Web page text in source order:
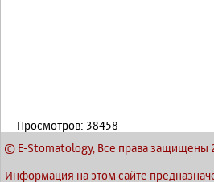
Просмотров: 38458
© E-Stomatology, Все права защищены
Информация на этом сайте